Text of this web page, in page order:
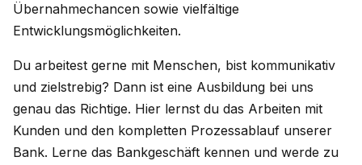
Übernahmechancen sowie vielfältige
Entwicklungsmöglichkeiten.
Du arbeitest gerne mit Menschen, bist kommunikativ
und zielstrebig? Dann ist eine Ausbildung bei uns
genau das Richtige. Hier lernst du das Arbeiten mit
Kunden und den kompletten Prozessablauf unserer
Bank. Lerne das Bankgeschäft kennen und werde zu